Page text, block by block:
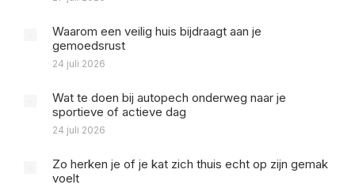
Waarom een veilig huis bijdraagt aan je
gemoedsrust
24 juli 2026
Wat te doen bij autopech onderweg naar je
sportieve of actieve dag
24 juli 2026
Zo herken je of je kat zich thuis echt op zijn gemak
voelt